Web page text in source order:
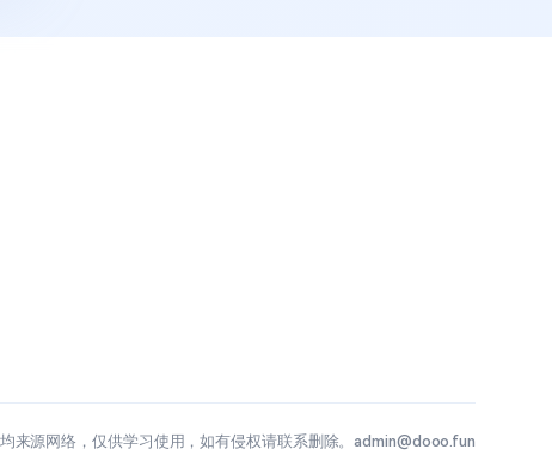
来源网络，仅供学习使用，如有侵权请联系删除。admin@dooo.fun